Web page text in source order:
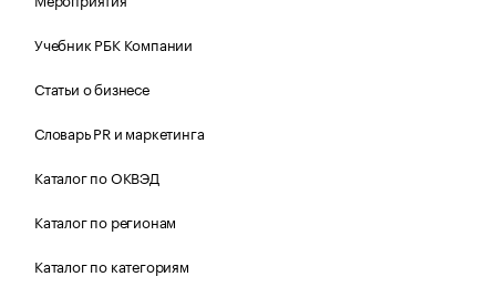
Учебник РБК Компании
Статьи о бизнесе
Словарь PR и маркетинга
Каталог по ОКВЭД
Каталог по регионам
Каталог по категориям